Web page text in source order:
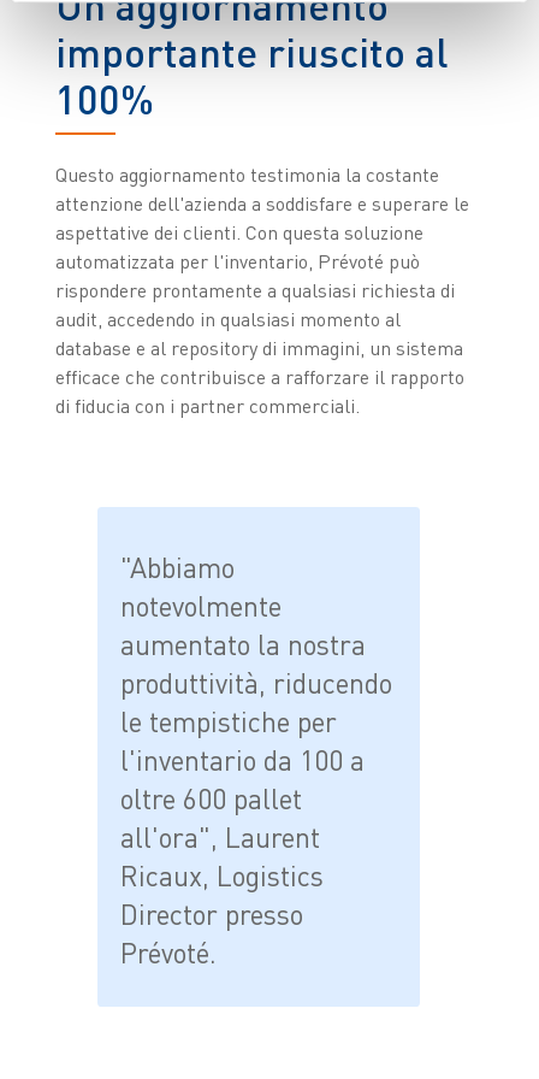
importante riuscito al
100%
Questo aggiornamento testimonia la costante
attenzione dell'azienda a soddisfare e superare le
aspettative dei clienti. Con questa soluzione
automatizzata per l'inventario, Prévoté può
rispondere prontamente a qualsiasi richiesta di
audit, accedendo in qualsiasi momento al
database e al repository di immagini, un sistema
efficace che contribuisce a rafforzare il rapporto
di fiducia con i partner commerciali.
"Abbiamo
notevolmente
aumentato la nostra
produttività, riducendo
le tempistiche per
l'inventario da 100 a
oltre 600 pallet
all'ora", Laurent
Ricaux, Logistics
Director presso
Prévoté.